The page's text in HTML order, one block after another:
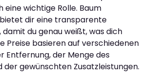
eine wichtige Rolle. Baum
dir eine transparente
damit du genau weißt, was dich
Preise basieren auf verschiedenen
Entfernung, der Menge des
der gewünschten Zusatzleistungen.